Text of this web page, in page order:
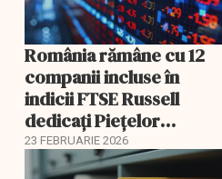
România rămâne cu 12
companii incluse în
indicii FTSE Russell
dedicați Piețelor
Emergente
23 FEBRUARIE 2026